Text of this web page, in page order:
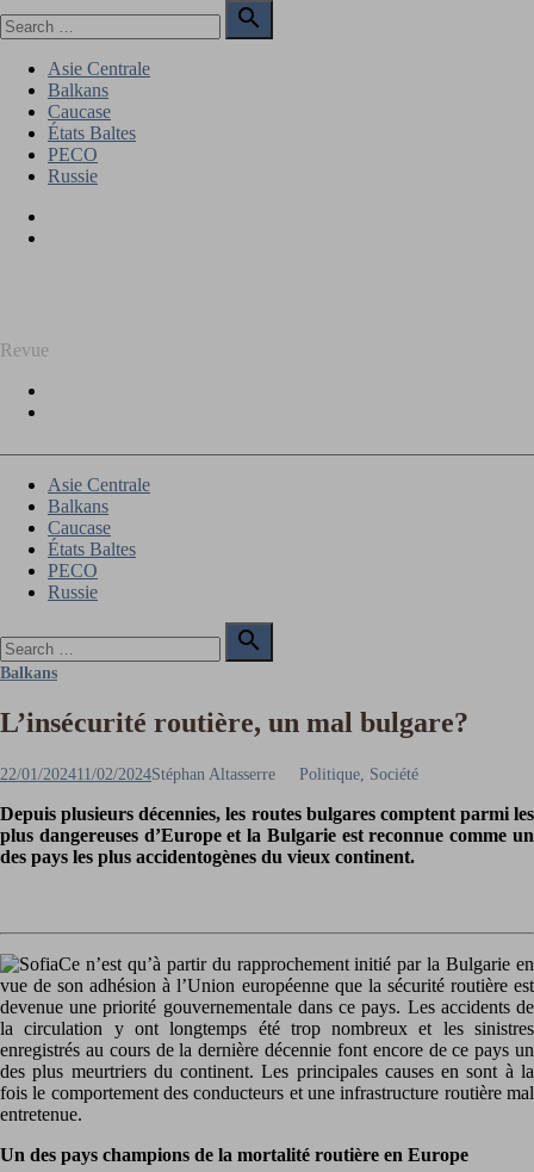
to
for:

Search
Asie Centrale
Balkans
Caucase
États Baltes
PECO
Russie
Revue
Asie Centrale
Balkans
Caucase
États Baltes
PECO
Russie
for:

Search
Balkans
L’insécurité routière, un mal bulgare?
Posted
22/01/202411/02/2024Author
Stéphan Altasserre Politique, Société
Depuis plusieurs décennies, les routes bulgares comptent parmi les
plus dangereuses d’Europe et la Bulgarie est reconnue comme un
des pays les plus accidentogènes du vieux continent.
Ce n’est qu’à partir du rapprochement initié par la Bulgarie en
vue de son adhésion à l’Union européenne que la sécurité routière est
devenue une priorité gouvernementale dans ce pays. Les accidents de
la circulation y ont longtemps été trop nombreux et les sinistres
enregistrés au cours de la dernière décennie font encore de ce pays un
des plus meurtriers du continent. Les principales causes en sont à la
fois le comportement des conducteurs et une infrastructure routière mal
entretenue.
Un des pays champions de la mortalité routière en Europe